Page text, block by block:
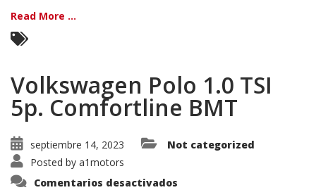
Read More ...
Volkswagen Polo 1.0 TSI
5p. Comfortline BMT
septiembre 14, 2023
Not categorized
Posted by a1motors
Comentarios desactivados